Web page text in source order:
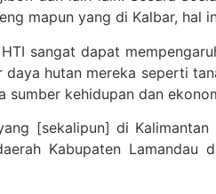
mapun yang di Kalbar,
sangat dapat
daya hutan mereka seperti
sumber kehidupan dan
[sekalipun] di
Kabupaten